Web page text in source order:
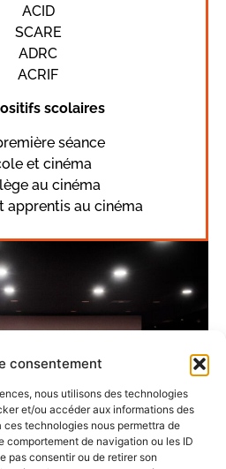
consentement
nous utilisons des technologies
et/ou accéder aux informations des
technologies nous permettra de
comportement de navigation ou les ID
pas consentir ou de retirer son
ACID
SCARE
ADRC
ACRIF
scolaires
séance
et cinéma
au cinéma
apprentis au cinéma